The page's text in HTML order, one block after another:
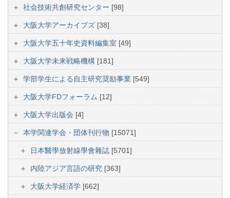
社会技術共創研究センター [98]
大阪大学アーカイブズ [38]
大阪大学五十年史資料編集室 [49]
大阪大学未来戦略機構 [181]
学部学生による自主研究奨励事業 [549]
大阪大学FDフォーラム [12]
大阪大学出版会 [4]
本学関連学会・団体刊行物 [15071]
日本醫學放射線學會雜誌 [5701]
内陸アジア言語の研究 [363]
大阪大学経済学 [662]